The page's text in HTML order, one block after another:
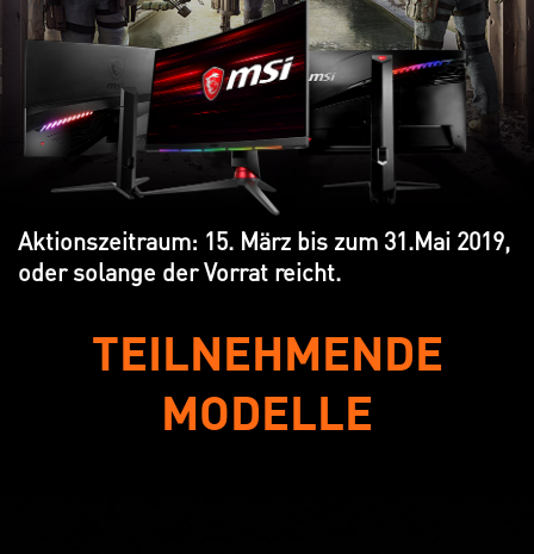
Aktionszeitraum: 15. März bis zum 31.Mai 2019,
oder solange der Vorrat reicht.
TEILNEHMENDE
MODELLE